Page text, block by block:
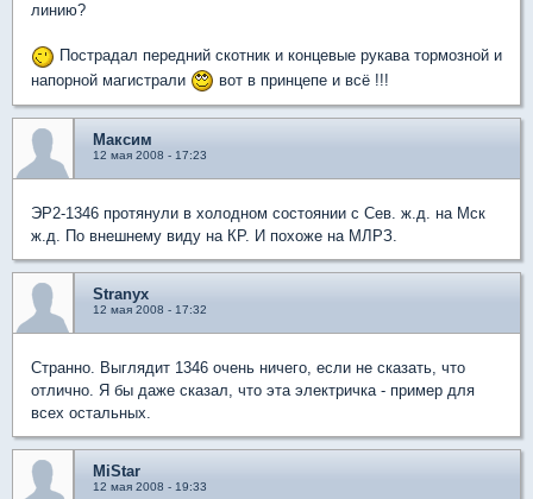
линию?
Пострадал передний скотник и концевые рукава тормозной и
напорной магистрали
вот в принцепе и всё !!!
Максим
12 мая 2008 - 17:23
ЭР2-1346 протянули в холодном состоянии с Сев. ж.д. на Мск
ж.д. По внешнему виду на КР. И похоже на МЛРЗ.
Stranyx
12 мая 2008 - 17:32
Странно. Выглядит 1346 очень ничего, если не сказать, что
отлично. Я бы даже сказал, что эта электричка - пример для
всех остальных.
MiStar
12 мая 2008 - 19:33